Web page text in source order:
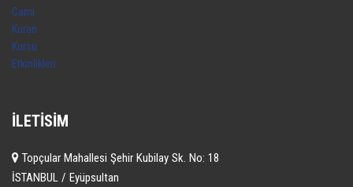
İLETISIM
Topçular Mahallesi Şehir Kubilay Sk. No: 18
İSTANBUL / Eyüpsultan